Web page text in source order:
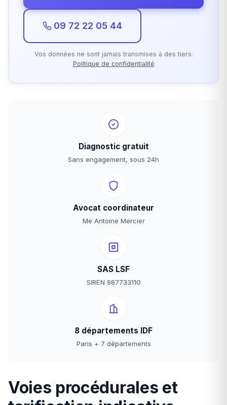
09 72 22 05 44
Vos données ne sont jamais transmises à des tiers.
Politique de confidentialité
Diagnostic gratuit
Sans engagement, sous 24h
Avocat coordinateur
Me Antoine Mercier
SAS LSF
SIREN 987733110
8 départements IDF
Paris + 7 départements
Voies procédurales et